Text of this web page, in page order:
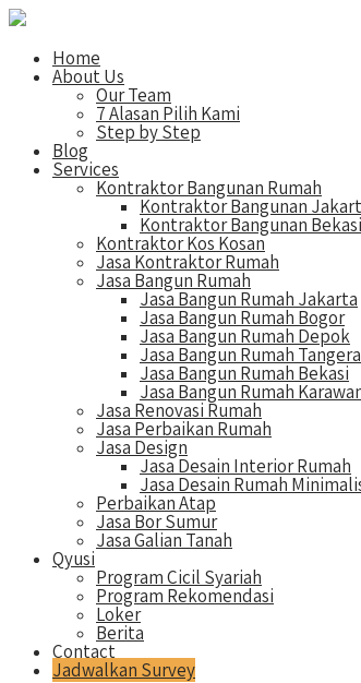
Home
About Us
Our Team
7 Alasan Pilih Kami
Step by Step
Blog
Services
Kontraktor Bangunan Rumah
Kontraktor Bangunan
Kontraktor Bangunan Bekasi
Kontraktor Kos Kosan
Jasa Kontraktor Rumah
Jasa Bangun Rumah
Jasa Bangun Rumah Jakarta
Jasa Bangun Rumah Bogor
Jasa Bangun Rumah Depok
Jasa Bangun Rumah
Jasa Bangun Rumah Bekasi
Jasa Bangun Rumah
Jasa Renovasi Rumah
Jasa Perbaikan Rumah
Jasa Design
Jasa Desain Interior Rumah
Jasa Desain Rumah
Perbaikan Atap
Jasa Bor Sumur
Jasa Galian Tanah
Qyusi
Program Cicil Syariah
Program Rekomendasi
Loker
Berita
Contact
Jadwalkan Survey